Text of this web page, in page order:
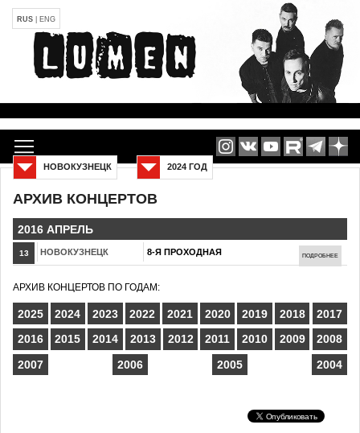
RUS ENG
АРХИВ КОНЦЕРТОВ
2024 ГОД
НОВОКУЗНЕЦК
2016 АПРЕЛЬ
13 НОВОКУЗНЕЦК 8-Я ПРОХОДНАЯ ПОДРОБНЕЕ
АРХИВ КОНЦЕРТОВ ПО ГОДАМ:
2025 2024 2023 2022 2021 2020 2019 2018
2017
2016
2015 2014 2013 2012 2011 2010 2009
2008
2007
2006 2005 2004